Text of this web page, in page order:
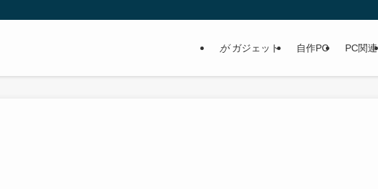
がガジェット 自作PC PC関連